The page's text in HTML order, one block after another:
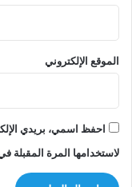
الموقع الإلكتروني
احفظ اسمي، بريدي
لاستخدامها المرة المقبلة